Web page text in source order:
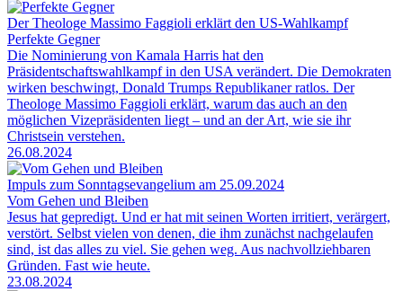
Der Theologe Massimo Faggioli erklärt den US-Wahlkampf
Perfekte Gegner
Die Nominierung von Kamala Harris hat den
Präsidentschaftswahlkampf in den USA verändert. Die Demokraten
wirken beschwingt, Donald Trumps Republikaner ratlos. Der
Theologe Massimo Faggioli erklärt, warum das auch an den
möglichen Vizepräsidenten liegt – und an der Art, wie sie ihr
Christsein verstehen.
26.08.2024
Impuls zum Sonntagsevangelium am 25.09.2024
Vom Gehen und Bleiben
Jesus hat gepredigt. Und er hat mit seinen Worten irritiert, verärgert,
verstört. Selbst vielen von denen, die ihm zunächst nachgelaufen
sind, ist das alles zu viel. Sie gehen weg. Aus nachvollziehbaren
Gründen. Fast wie heute.
23.08.2024